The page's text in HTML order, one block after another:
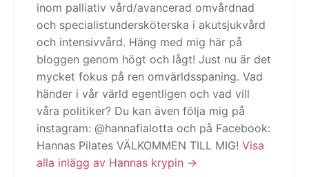
inom palliativ vård/avancerad omvårdnad
och specialistundersköterska i akutsjukvård
och intensivvård. Häng med mig här på
bloggen genom högt och lågt! Just nu är det
mycket fokus på ren omvärldsspaning. Vad
händer i vår värld egentligen och vad vill
våra politiker? Du kan även följa mig på
instagram: @hannafialotta och på Facebook:
Hannas Pilates VÄLKOMMEN TILL MIG! Visa
alla inlägg av Hannas krypin